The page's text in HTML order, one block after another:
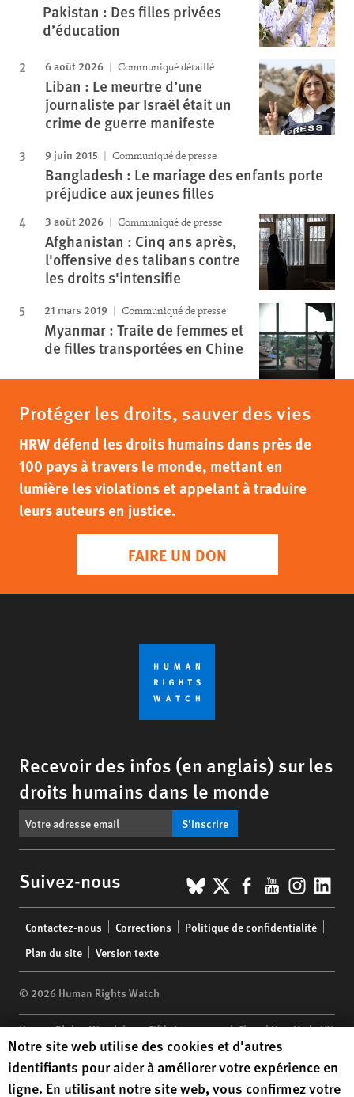
Pakistan : Des filles privées
d’éducation
6 août 2026 Communiqué détaillé
Liban : Le meurtre d’une
journaliste par Israël était un
crime de guerre manifeste
9 juin 2015 Communiqué de presse
Bangladesh : Le mariage des enfants porte
préjudice aux jeunes filles
3 août 2026 Communiqué de presse
Afghanistan : Cinq ans après,
l'offensive des talibans contre
les droits s'intensifie
21 mars 2019 Communiqué de presse
Myanmar : Traite de femmes et
de filles transportées en Chine
Protéger les droits, sauver des vies
HRW défend les droits humains dans près de
100 pays à travers le monde, mettant en
lumière les violations et appelant à traduire
leurs auteurs en justice.
FAIRE UN DON
Recevoir des infos (en anglais) sur les
droits humains dans le monde
S’inscrire
Suivez-nous BlueSky
X Facebook
YouTube
menu
Contactez-nous Corrections
Politique de confidentialité
Plan du site
Version texte
© 2026 Human Rights Watch
Human Rights Watch| 350 Fifth Avenue, 34th Floor | New York,NY
10118-3299USA |t1.212.290.4700
Human Rights Watchis a 501(C)(3) nonprofit registered in the US
under EIN: 13-2875808
Human Rights Watch cookie preferences
Notre site web utilise des cookies et d'autres
identifiants pour aider à améliorer votre expérience en
ligne. En utilisant notre site web, vous confirmez votre